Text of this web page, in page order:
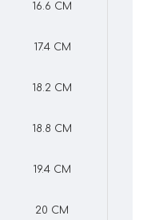
16.6 CM
17.4 CM
18.2 CM
18.8 CM
19.4 CM
20 CM